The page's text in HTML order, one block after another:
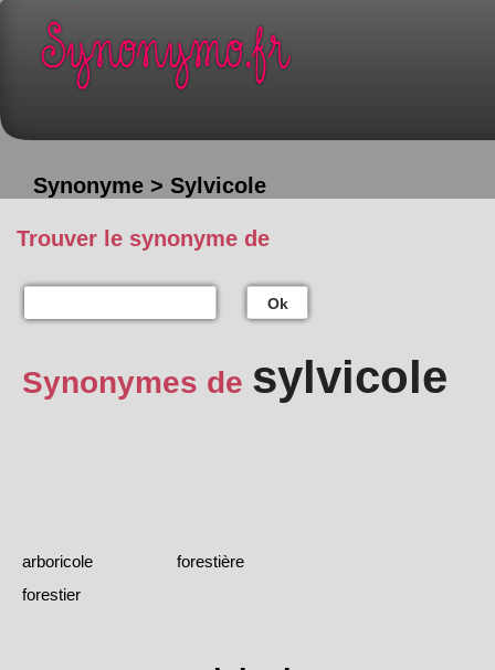
Synonyme > Sylvicole
Trouver le synonyme de
Ok
Synonymes de sylvicole
arboricole
forestière
forestier